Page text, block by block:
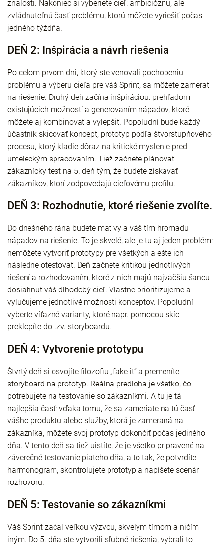
znalosti. Nakoniec si vyberiete cieľ: ambicióznu, ale
zvládnuteľnú časť problému, ktorú môžete vyriešiť počas
jedného týždňa.
DEŇ 2: Inšpirácia a návrh riešenia
Po celom prvom dni, ktorý ste venovali pochopeniu
problému a výberu cieľa pre váš Sprint, sa môžete zamerať
na riešenie. Druhý deň začína inšpiráciou: prehľadom
existujúcich možností a generovaním nápadov, ktoré
môžete aj kombinovať a vylepšiť. Popoludní bude každý
účastník skicovať koncept, prototyp podľa štvorstupňového
procesu, ktorý kladie dôraz na kritické myslenie pred
umeleckým spracovaním. Tiež začnete plánovať
zákaznícky test na 5. deň tým, že budete získavať
zákazníkov, ktorí zodpovedajú cieľovému profilu.
DEŇ 3: Rozhodnutie, ktoré riešenie zvolíte.
Do dnešného rána budete mať vy a váš tím hromadu
nápadov na riešenie. To je skvelé, ale je tu aj jeden problém:
nemôžete vytvoriť prototypy pre všetkých a ešte ich
následne otestovať. Deň začnete kritikou jednotlivých
riešení a rozhodovaním, ktoré z nich majú najväčšiu šancu
dosiahnuť váš dlhodobý cieľ. Vlastne prioritizujeme a
vylučujeme jednotlivé možnosti konceptov. Popoludní
vyberte víťazné varianty, ktoré napr. pomocou skíc
preklopíte do tzv. storyboardu.
DEŇ 4: Vytvorenie prototypu
Štvrtý deň si osvojíte filozofiu „fake it“ a premeníte
storyboard na prototyp. Reálna predloha je všetko, čo
potrebujete na testovanie so zákazníkmi. A tu je tá
najlepšia časť: vďaka tomu, že sa zameriate na tú časť
vášho produktu alebo služby, ktorá je zameraná na
zákazníka, môžete svoj prototyp dokončiť počas jediného
dňa. V tento deň sa tiež uistíte, že je všetko pripravené na
záverečné testovanie piateho dňa, a to tak, že potvrdíte
harmonogram, skontrolujete prototyp a napíšete scenár
rozhovoru.
DEŇ 5: Testovanie so zákazníkmi
Váš Sprint začal veľkou výzvou, skvelým tímom a ničím
iným. Do 5. dňa ste vytvorili sľubné riešenia, vybrali to